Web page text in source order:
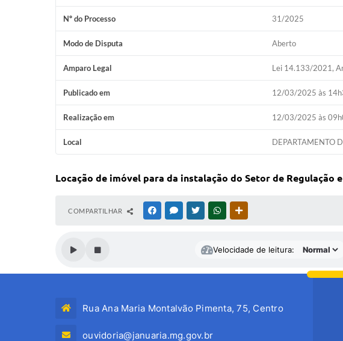
Nº do Processo 31/2025
Modo de Disputa Aberto
Amparo Legal Lei 14.133/2021,
Publicado em 12/03/2025 às
Realização em 12/03/2025 às
Local DEPARTAMENTO
Locação de imóvel para da instalação do Setor de Regulação
COMPARTILHAR FACEBOOKMESSENGER
TWITTERWHATSAPP
Velocidade de leitura:
Rua Ana Maria Montalvão Pimenta, 75, Centro
ouvidoria@januaria.mg.gov.br